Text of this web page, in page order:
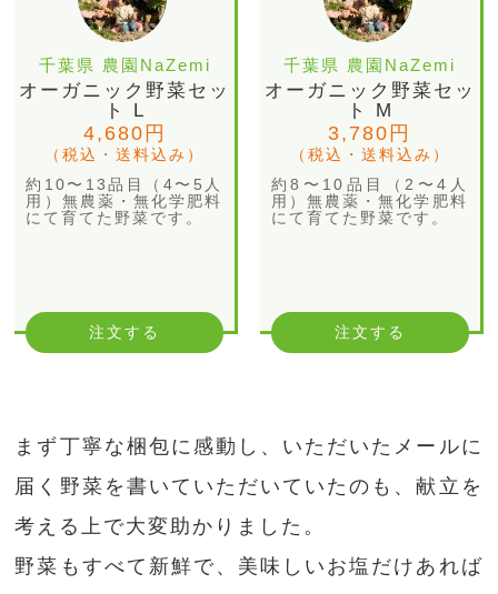
千葉県 農園NaZemi
オーガニック野菜セッ
ト L
4,680円
（税込・送料込み）
約10〜13品目（4〜5人
用）無農薬・無化学肥料
にて育てた野菜です。
注文する
千葉県 農園NaZemi
オーガニック野菜セッ
ト M
3,780円
（税込・送料込み）
約8〜10品目（2〜4人
用）無農薬・無化学肥料
にて育てた野菜です。
注文する
まず丁寧な梱包に感動し、いただいたメールに
届く野菜を書いていただいていたのも、献立を
考える上で大変助かりました。
野菜もすべて新鮮で、美味しいお塩だけあれば